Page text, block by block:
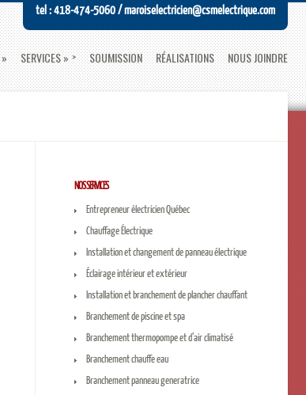
tel : 418-474-5060 / maroiselectricien@csmelectrique.com
SERVICES SOUMISSION RÉALISATIONS NOUS JOINDRE
NOS SERVICES
Entrepreneur électricien Québec
Chauffage Électrique
Installation et changement de panneau électrique
Éclairage intérieur et extérieur
Installation et branchement de plancher chauffant
Branchement de piscine et spa
Branchement thermopompe et d’air climatisé
Branchement chauffe eau
Branchement panneau generatrice